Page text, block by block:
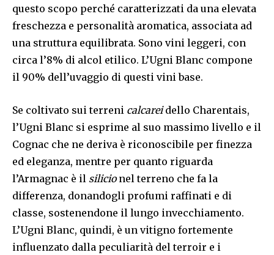
questo scopo perché caratterizzati da una elevata
freschezza e personalità aromatica, associata ad
una struttura equilibrata. Sono vini leggeri, con
circa l’8% di alcol etilico. L’Ugni Blanc compone
il 90% dell’uvaggio di questi vini base.
Se coltivato sui terreni calcareidello Charentais,
l’Ugni Blanc si esprime al suo massimo livello e il
Cognac che ne deriva è riconoscibile per finezza
ed eleganza, mentre per quanto riguarda
l’Armagnac è il silicionel terreno che fa la
differenza, donandogli profumi raffinati e di
classe, sostenendone il lungo invecchiamento.
L’Ugni Blanc, quindi, è un vitigno fortemente
influenzato dalla peculiarità del terroir e i